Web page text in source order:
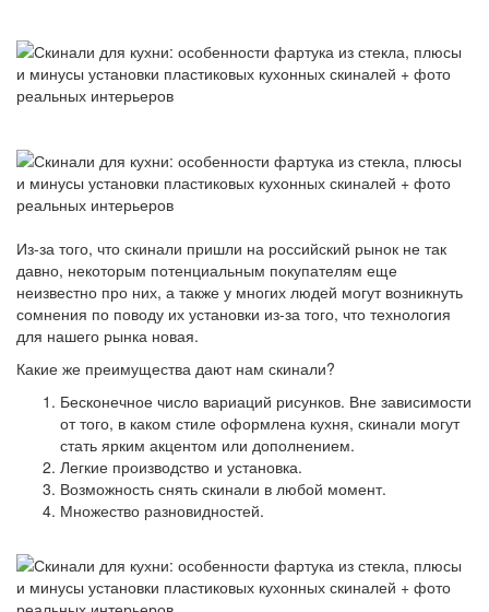
Из-за того, что скинали пришли на российский рынок не так
давно, некоторым потенциальным покупателям еще
неизвестно про них, а также у многих людей могут возникнуть
сомнения по поводу их установки из-за того, что технология
для нашего рынка новая.
Какие же преимущества дают нам скинали?
Бесконечное число вариаций рисунков. Вне зависимости
от того, в каком стиле оформлена кухня, скинали могут
стать ярким акцентом или дополнением.
Легкие производство и установка.
Возможность снять скинали в любой момент.
Множество разновидностей.